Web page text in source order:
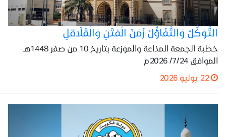
التَّوَكُّلُ وَالتَّفَاؤُلُ زَمَنَ الْفِتَنِ وَالْقَلَاقِلِ
خطبة الجمعة المذاعة والموزعة بتاريخ 10 من صفر 1448هـ
الموافق 7/24/ 2026م
22 يوليو 2026